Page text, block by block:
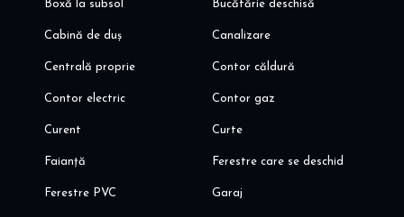
Boxă la subsol Bucătărie deschisă
Cabină de duș Canalizare
Centrală proprie Contor căldură
Contor electric Contor gaz
Curent Curte
Faianță Ferestre care se deschid
Ferestre PVC Garaj